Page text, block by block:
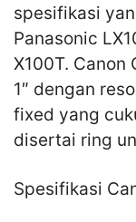
spesifikasi
Panasonic
X100T. Canon
1″ dengan
fixed yang
disertai ring
Spesifikasi